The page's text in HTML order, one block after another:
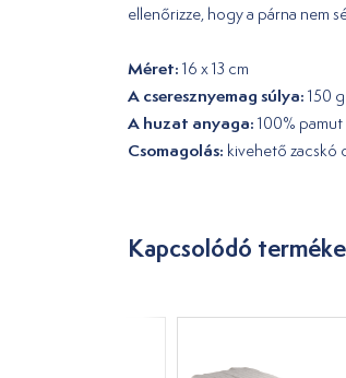
ellenőrizze, hogy a párna nem
Méret: 16 x 13 cm
A cseresznyemag súlya: 150 g
A huzat anyaga: 100% pamut
Csomagolás: kivehető zacskó
Kapcsolódó